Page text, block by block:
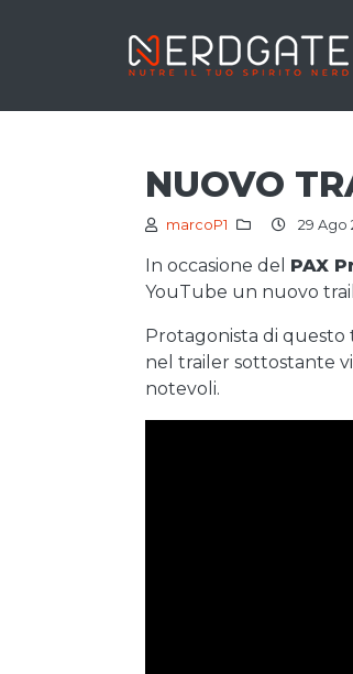
NUOVO
marcoP1 29 Ago
In occasione del PAX
YouTube un nuovo
Protagonista di questo
nel trailer sottostante
notevoli.